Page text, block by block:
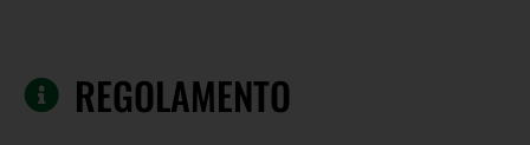
REGOLAMENTO